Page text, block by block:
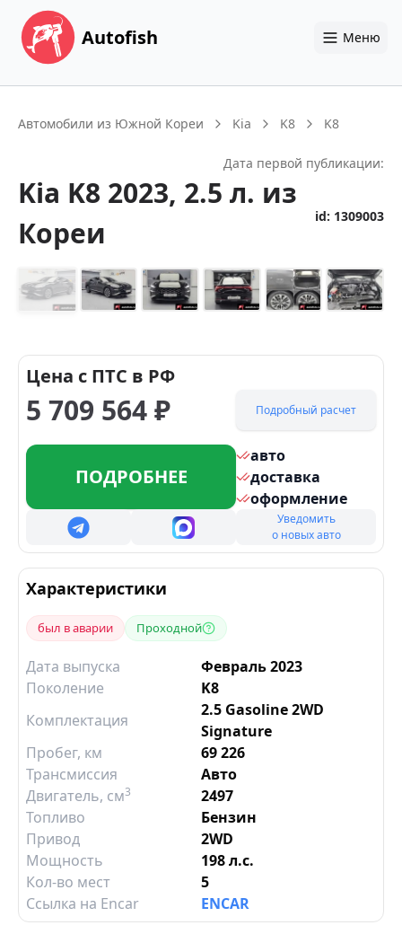
Autofish Меню
Автомобили из Южной Кореи Kia K8 K8
Дата первой публикации:
Kia K8 2023, 2.5 л. из
Кореи
id: 1309003
Цена с ПТС в РФ
5 709 564₽ Подробный расчет
ПОДРОБНЕЕ
авто
доставка
оформление
Уведомить
о новых авто
Характеристики
был в аварии Проходной
Дата выпуска
Февраль 2023
Поколение
K8
Комплектация
2.5 Gasoline 2WD
Signature
Пробег, км
69 226
Трансмиссия
Авто
Двигатель, см3
2497
Топливо
Бензин
Привод
2WD
Мощность
198 л.с.
Кол-во мест
5
Ссылка на Encar
ENCAR